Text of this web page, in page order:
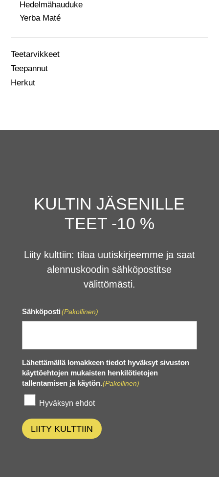
Hedelmähauduke
Yerba Maté
Teetarvikkeet
Teepannut
Herkut
KULTIN JÄSENILLE
TEET -10 %
Liity kulttiin: tilaa uutiskirjeemme ja saat
alennuskoodin sähköpostitse
välittömästi.
Sähköposti(Pakollinen)
Lähettämällä lomakkeen tiedot hyväksyt sivuston
käyttöehtojen mukaisten henkilötietojen
tallentamisen ja käytön.(Pakollinen)
Hyväksyn ehdot
LIITY KULTTIIN